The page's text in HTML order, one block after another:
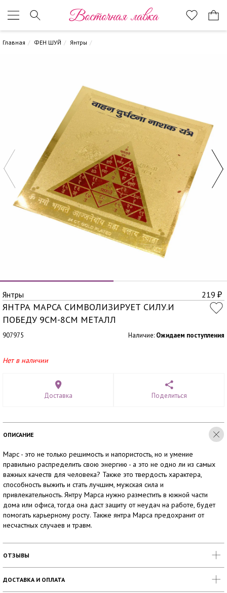
Восточная лавка
Главная ФЕН ШУЙ Янтры
Янтры 219 ₽
ЯНТРА МАРСА СИМВОЛИЗИРУЕТ СИЛУ.И
ПОБЕДУ 9СМ-8СМ МЕТАЛЛ
907975 Наличие: Ожидаем поступления
Нет в наличии
Доставка Поделиться
ОПИСАНИЕ
Марс - это не только решимость и напористость, но и умение
правильно распределить свою энергию - а это не одно ли из самых
важных качеств для человека? Также это твердость характера,
способность выжить и стать лучшим, мужская сила и
привлекательность. Янтру Марса нужно разместить в южной части
дома или офиса, тогда она даст защиту от неудач на работе, будет
помогать карьерному росту. Также янтра Марса предохранит от
несчастных случаев и травм.
ОТЗЫВЫ
ДОСТАВКА И ОПЛАТА